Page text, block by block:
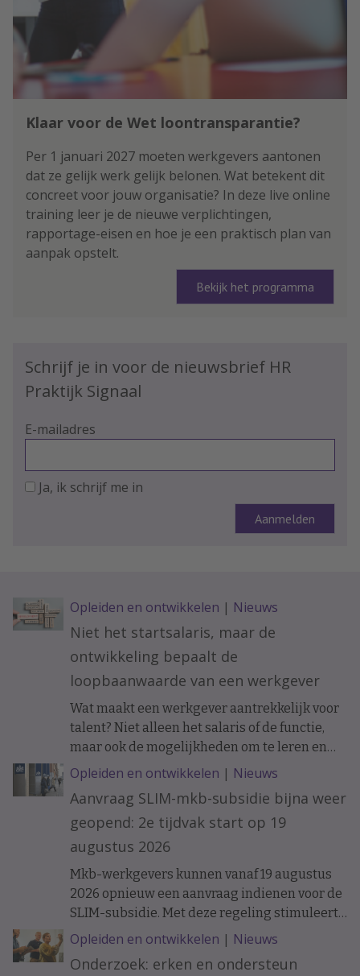
Klaar voor de Wet loontransparantie?
Per 1 januari 2027 moeten werkgevers aantonen
dat ze gelijk werk gelijk belonen. Wat betekent dit
concreet voor jouw organisatie? In deze live online
training leer je de nieuwe verplichtingen,
rapportage-eisen en hoe je een praktisch plan van
aanpak opstelt.
Bekijk het programma
Schrijf je in voor de nieuwsbrief HR
Praktijk Signaal
E-mailadres
Ja, ik schrijf me in
Opleiden en ontwikkelen | Nieuws
Niet het startsalaris, maar de
ontwikkeling bepaalt de
loopbaanwaarde van een werkgever
Wat maakt een werkgever aantrekkelijk voor
talent? Niet alleen het salaris of de functie,
maar ook de mogelijkheden om te leren en
ervaring op te doen. Onderzoek naar de
loopbanen van werknemers laat zien dat de
ontwikkelkansen binnen een organisatie op
langere termijn verschil kunnen maken.
Opleiden en ontwikkelen | Nieuws
Aanvraag SLIM-mkb-subsidie bijna weer
geopend: 2e tijdvak start op 19
augustus 2026
Mkb-werkgevers kunnen vanaf 19 augustus
2026 opnieuw een aanvraag indienen voor de
SLIM-subsidie. Met deze regeling stimuleert
het ministerie van Sociale Zaken en
Werkgelegenheid leren en ontwikkelen
binnen organisaties.
Opleiden en ontwikkelen | Nieuws
Onderzoek: erken en ondersteun